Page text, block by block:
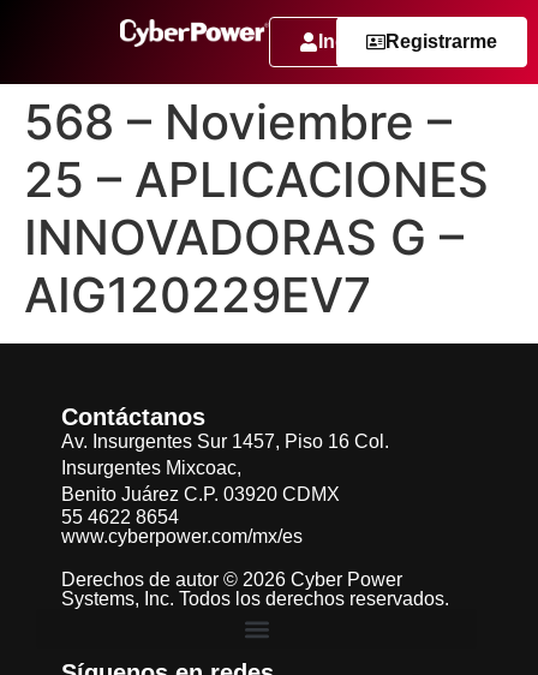
IngresarRegistrarme
568 – Noviembre –
25 – APLICACIONES
INNOVADORAS G –
AIG120229EV7
Contáctanos
Av. Insurgentes Sur 1457, Piso 16 Col.
Insurgentes Mixcoac,
Benito Juárez C.P. 03920 CDMX
55 4622 8654
www.cyberpower.com/mx/es
Derechos de autor © 2026 Cyber Power
Systems, Inc. Todos los derechos reservados.